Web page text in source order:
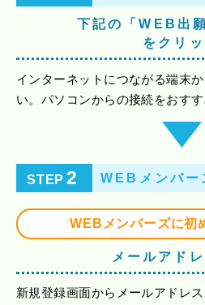
下記の「WEB出
をクリッ
インターネットにつながる端末
い。パソコンからの接続をおすす
STEP 2 WEBメンバー
WEBメンバーズに初
メールアド
新規登録画面からメールアドレ